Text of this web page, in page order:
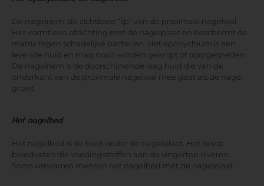
De nagelriem, de zichtbare “lip” van de proximale nagelwal.
Het vormt een afdichting met de nagelplaat en beschermt de
matrix tegen schadelijke bacteriën. Het eponychium is een
levende huid en mag nooit worden geknipt of doorgesneden.
De nagelriem is de doorschijnende laag huid die van de
onderkant van de proximale nagelwal mee gaat als de nagel
groeit.
Het nagelbed
Het nagelbed is de huid onder de nagelplaat. Het bevat
bloedvaten die voedingsstoffen aan de vingertop leveren.
Soms verwarren mensen het nagelbed met de nagelplaat.